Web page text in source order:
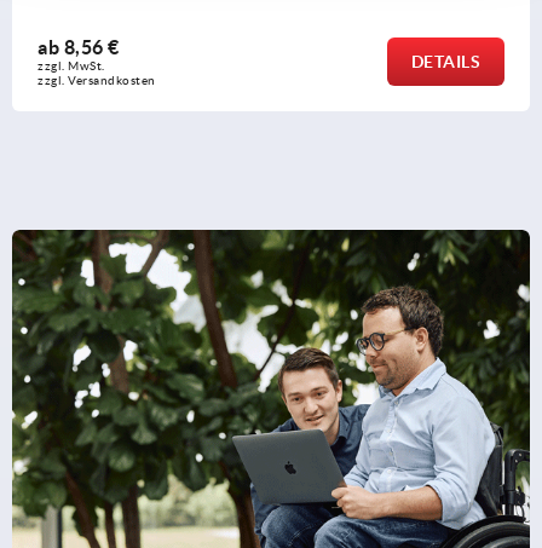
ab 8,56 €
zzgl. MwSt.
zzgl. Versandkosten
DETAILS